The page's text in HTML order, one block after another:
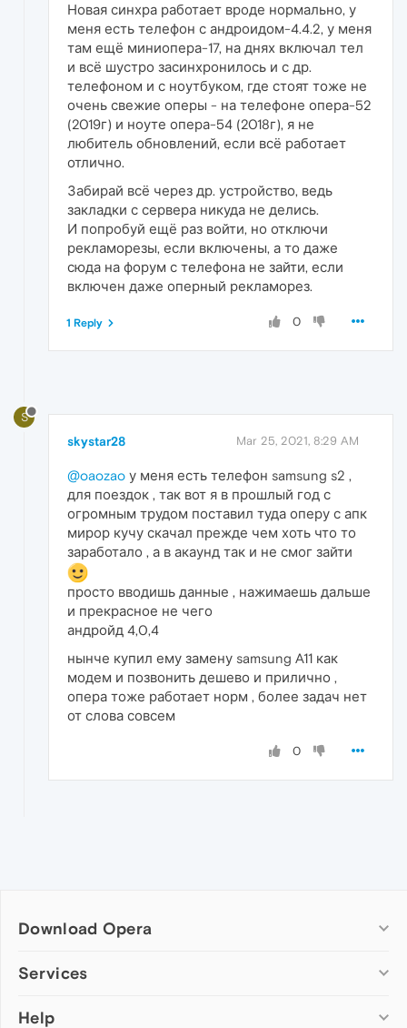
Новая синхра работает вроде нормально, у
меня есть телефон с андроидом-4.4.2, у меня
там ещё миниопера-17, на днях включал тел
и всё шустро засинхронилось и с др.
телефоном и с ноутбуком, где стоят тоже не
очень свежие оперы - на телефоне опера-52
(2019г) и ноуте опера-54 (2018г), я не
любитель обновлений, если всё работает
отлично.
Забирай всё через др. устройство, ведь
закладки с сервера никуда не делись.
И попробуй ещё раз войти, но отключи
рекламорезы, если включены, а то даже
сюда на форум с телефона не зайти, если
включен даже оперный рекламорез.
0
1 Reply
S
skystar28 Mar 25, 2021, 8:29 AM
@oaozao у меня есть телефон samsung s2 ,
для поездок , так вот я в прошлый год с
огромным трудом поставил туда оперу с апк
мирор кучу скачал прежде чем хоть что то
заработало , а в акаунд так и не смог зайти
просто вводишь данные , нажимаешь дальше
и прекрасное не чего
андройд 4,0,4
нынче купил ему замену samsung A11 как
модем и позвонить дешево и прилично ,
опера тоже работает норм , более задач нет
от слова совсем
0
Download Opera
Computer browsers
Opera for Mac
Services
Add-ons
Help